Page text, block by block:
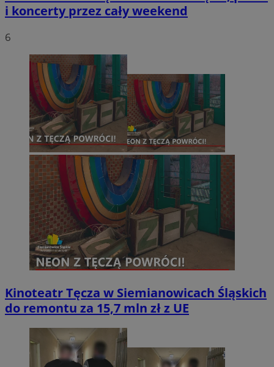
i koncerty przez cały weekend
6
Kinoteatr Tęcza w Siemianowicach Śląskich
do remontu za 15,7 mln zł z UE